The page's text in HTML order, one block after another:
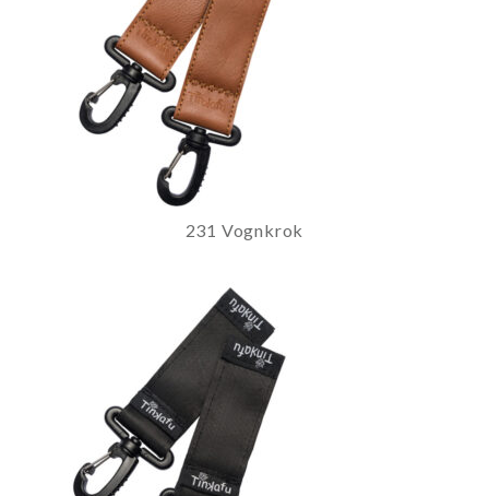
231 Vognkrok